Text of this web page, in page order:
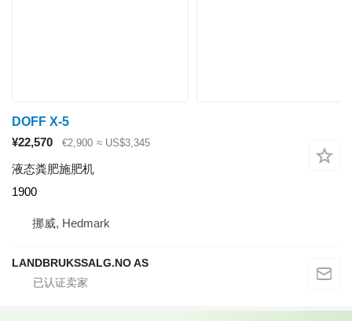
DOFF X-5
¥22,570
€2,900 ≈ US$3,345
液态粪肥施肥机
1900
挪威, Hedmark
LANDBRUKSSALG.NO AS